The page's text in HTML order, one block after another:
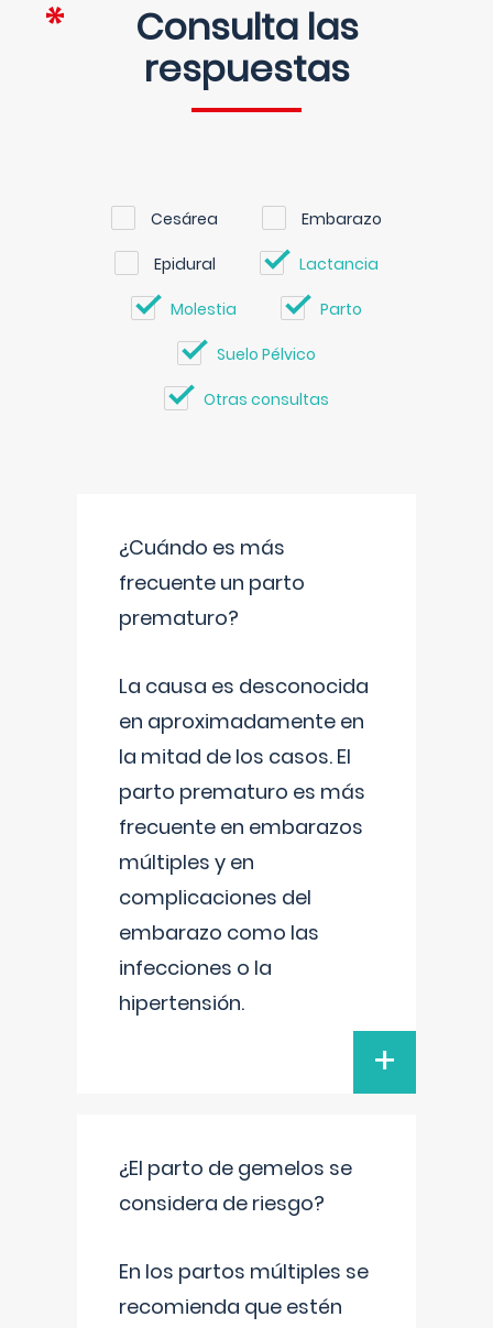
Consulta las
respuestas
Cesárea Embarazo
Epidural Lactancia
Molestia Parto
Suelo Pélvico
Otras consultas
¿Cuándo es más
frecuente un parto
prematuro?
La causa es desconocida
en aproximadamente en
la mitad de los casos. El
parto prematuro es más
frecuente en embarazos
múltiples y en
complicaciones del
embarazo como las
infecciones o la
hipertensión.
+
¿El parto de gemelos se
considera de riesgo?
En los partos múltiples se
recomienda que estén